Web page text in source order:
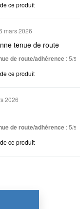
ce produit
mars 2026
tenue de route
de route/adhérence : 5/5
ce produit
2026
de route/adhérence : 5/5
ce produit